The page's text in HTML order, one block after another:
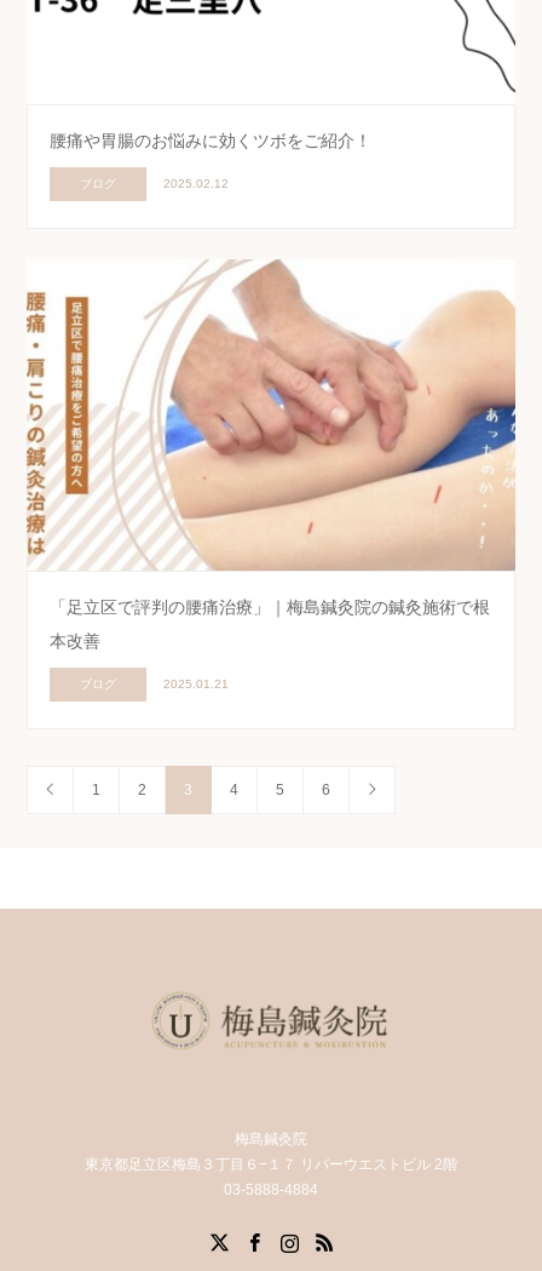
腰痛や胃腸のお悩みに効くツボをご紹介！
ブログ 2025.02.12
「足立区で評判の腰痛治療」｜梅島鍼灸院の鍼灸施術で根
本改善
ブログ 2025.01.21
1 2 3 4 5 6
梅島鍼灸院
東京都足立区梅島３丁目６−１７ リバーウエストビル 2階
03-5888-4884
RSS